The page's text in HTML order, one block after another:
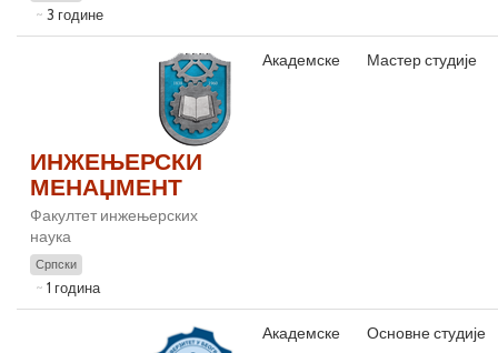
3 године
ИНЖЕЊЕРСКИ
МЕНАЏМЕНТ
Факултет инжењерских
наука
Српски
1 година
Академске Мастер студије
Академске Основне студије